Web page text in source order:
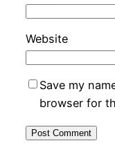
Website
Save my
browser for